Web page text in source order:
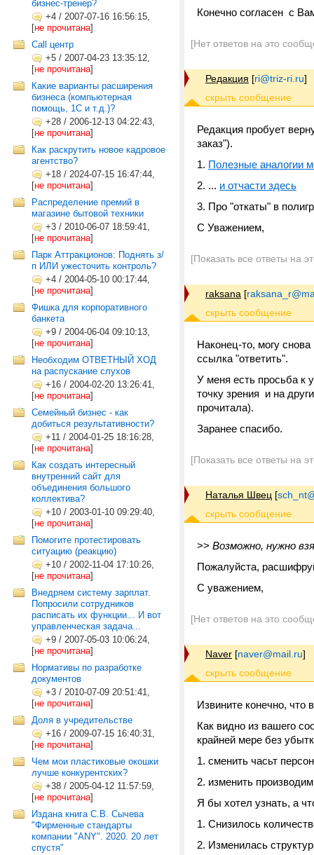
бизнес-тренер?
+4 / 2007-07-16 16:56:15,
[не прочитана]
Call центр
+5 / 2007-04-23 13:35:12,
[не прочитана]
Какие варианты расширения
бизнеса (компьютерная
помощь, 1С и т.д.)?
+28 / 2006-12-13 04:22:43,
[не прочитана]
Как раскрутить новое кадровое
агентство?
+18 / 2024-07-15 16:47:44,
[не прочитана]
Распределение премий в
магазине бытовой техники
+3 / 2010-06-07 18:59:41,
[не прочитана]
Парк Аттракционов: Поднять з/
п ИЛИ ужесточить контроль?
+4 / 2004-05-10 00:17:44,
[не прочитана]
Фишка для корпоративного
банкета
+9 / 2004-06-04 09:10:13,
[не прочитана]
Необходим ОТВЕТНЫЙ ХОД
на распускание слухов
+16 / 2004-02-20 13:26:41,
[не прочитана]
Семейный бизнес - как
добиться результативности?
+11 / 2004-01-25 18:16:28,
[не прочитана]
Как создать интересный
внутренний сайт для
объединения большого
коллектива?
+10 / 2003-01-10 09:29:40,
[не прочитана]
Помогите протестировать
ситуацию (реакцию)
+10 / 2002-11-04 17:10:26,
[не прочитана]
Внедряем систему зарплат.
Попросили сотрудников
расписать их функции... И вот
управленческая задача...
+9 / 2007-05-03 10:06:24,
[не прочитана]
Нормативы по разработке
документов
+3 / 2010-07-09 20:51:41,
[не прочитана]
Доля в учредительстве
+16 / 2009-07-15 16:40:31,
[не прочитана]
Чем мои пластиковые окошки
лучше конкурентских?
+38 / 2005-04-12 11:57:59,
[не прочитана]
Издана книга С.В. Сычева
"Фирменные стандарты
компании "ANY". 2020. 20 лет
спустя"
Конечно согласен с
[Нет ответов на это
Редакция [ri@triz-ri.ru]
Редакция пробует
заказ").
1. Полезные аналогии
2. ... и отчасти здесь
3. Про "откаты" в
С Уважением,
[Показать все ответы на
raksana [
Наконец-то, могу
ссылка "ответить".
У меня есть просьба к
точку зрения и на
прочитала).
Заранее спасибо.
[Показать все ответы на
Наталья Швец [
>> Возможно, нужно
Пожалуйста,
С уважением,
[Нет ответов на это
Naver [naver@mail.ru]
Извините конечно, что
Как видно из вашего
крайней мере без
1. сменить часьт
2. изменить
Я бы хотел узнать, а
1. Снизилось
2. Изменилась